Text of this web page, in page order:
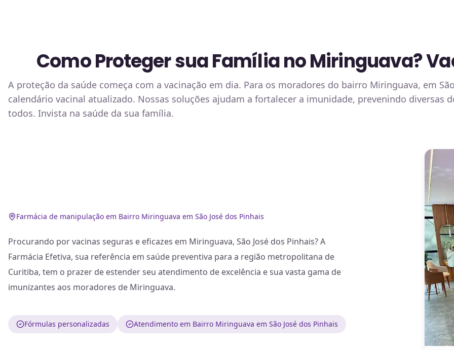
Como Proteger sua Família no Miringuava?
A proteção da saúde começa com a vacinação em dia. Para os moradores do bairro Miringuava, em
calendário vacinal atualizado. Nossas soluções ajudam a fortalecer a imunidade, prevenindo diversas
todos. Invista na saúde da sua família.
Farmácia de manipulação em Bairro Miringuava em São José dos Pinhais
Procurando por vacinas seguras e eficazes em Miringuava, São José dos Pinhais? A
Farmácia Efetiva, sua referência em saúde preventiva para a região metropolitana de
Curitiba, tem o prazer de estender seu atendimento de excelência e sua vasta gama de
imunizantes aos moradores de Miringuava.
Fórmulas personalizadas Atendimento em Bairro Miringuava em São José dos Pinhais